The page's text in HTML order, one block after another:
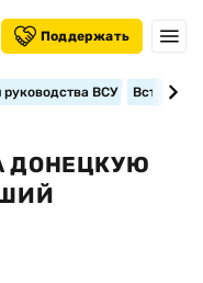
Поддержать
руководства ВСУ
ДОНЕЦКУЮ